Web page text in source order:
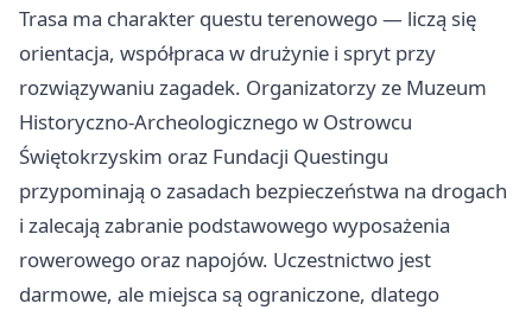
Trasa ma charakter questu terenowego — liczą się
orientacja, współpraca w drużynie i spryt przy
rozwiązywaniu zagadek. Organizatorzy ze Muzeum
Historyczno-Archeologicznego w Ostrowcu
Świętokrzyskim oraz Fundacji Questingu
przypominają o zasadach bezpieczeństwa na drogach
i zalecają zabranie podstawowego wyposażenia
rowerowego oraz napojów. Uczestnictwo jest
darmowe, ale miejsca są ograniczone, dlatego